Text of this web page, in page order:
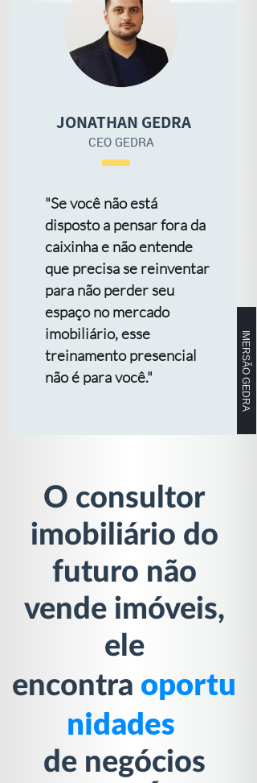
IMERSÃO GEDRA
CEO GEDRA
"Se você não está
disposto a pensar fora da
caixinha e não entende
que precisa se reinventar
para não perder seu
espaço no mercado
imobiliário, esse
treinamento presencial
não é para você."
JONATHAN GEDRA
O consultor
imobiliário do
futuro não
vende imóveis,
ele
encontra oportu
nidades
​​​​​​​de negócios